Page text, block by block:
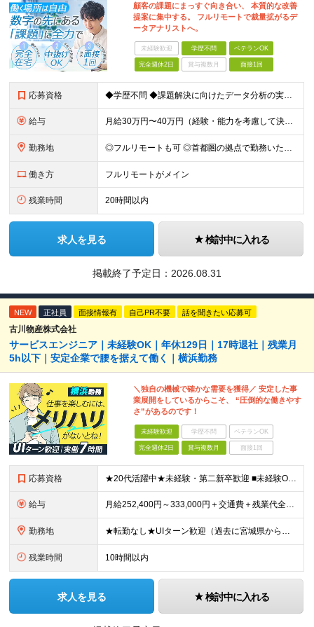
顧客の課題にまっすぐ向き合い、 本質的な改善
提案に集中する。 フルリモートで裁量拡がるデ
ータアナリストへ。
未経験歓迎 学歴不問 ベテランOK
完全週休2日 賞与複数月 面接1回
応募資格 ◆学歴不問 ◆課題解決に向けたデータ分析の実務経験 ※事業会社でのご経験をお持ちの方、 データ分析～プレゼンまでのご経験をお持ちの方は尚歓迎します ＜歓迎要件・求める人物像＞ ◎複雑な課題を整理し
給与 月給30万円〜40万円（経験・能力を考慮して決定） ※固定残業代20時間分（4.0〜5.5万円）含む／超過分は全額支給 ※経験・スキルを考慮のうえ決定いたします ※6ヶ月の試用期間あり。期間中の待遇に
勤務地 ◎フルリモートも可 ◎首都圏の拠点で勤務いただくことを想定しております ■本社（湘南本社） 神奈川県藤沢市辻堂神台2-2-1 アイクロス湘南8階 └JR東海道線「辻堂駅」徒歩3分 ■東北支社 秋田
働き方 フルリモートがメイン
残業時間 20時間以内
求人を見る 検討中に入れる
掲載終了予定日： 2026.08.31
NEW 正社員 面接情報有 自己PR不要 話を聞きたい応募可
古川物産株式会社
サービスエンジニア｜未経験OK｜年休129日｜17時退社｜残業月
5h以下｜安定企業で腰を据えて働く｜横浜勤務
＼独自の機械で確かな需要を獲得／ 安定した事
業展開をしているからこそ、 “圧倒的な働きやす
さ”があるのです！
未経験歓迎 学歴不問 ベテランOK
完全週休2日 賞与複数月 面接1回
応募資格 ★20代活躍中★未経験・第二新卒歓迎 ■未経験OK ■高卒以上 《こんな方にピッタリ》 □自分の時間を大切にしながら働きたい □PCの自作や車、バイクいじりなどが好き □一生モノの「手に職」をつけ
給与 月給252,400円～333,000円＋交通費＋残業代全額＋家族手当＋出張手当など ※経験やスキルを考慮して決定いたします ※残業代は別途全額支給いたします ※試用期間6カ月あり（期間中の給与・待遇
勤務地 ★転勤なし★UIターン歓迎（過去に宮城県からの移住実績あり） 【横浜ラボ】神奈川県横浜市西区戸部町3-50 イイダビル 1F ※(変更の範囲)上記を除く当社関連勤務地
残業時間 10時間以内
求人を見る 検討中に入れる